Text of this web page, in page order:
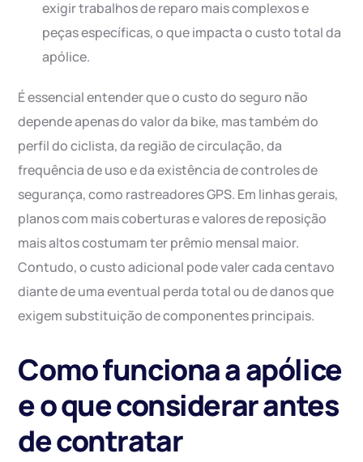
exigir trabalhos de reparo mais complexos e
peças específicas, o que impacta o custo total da
apólice.
É essencial entender que o custo do seguro não
depende apenas do valor da bike, mas também do
perfil do ciclista, da região de circulação, da
frequência de uso e da existência de controles de
segurança, como rastreadores GPS. Em linhas gerais,
planos com mais coberturas e valores de reposição
mais altos costumam ter prêmio mensal maior.
Contudo, o custo adicional pode valer cada centavo
diante de uma eventual perda total ou de danos que
exigem substituição de componentes principais.
Como funciona a apólice
e o que considerar antes
de contratar